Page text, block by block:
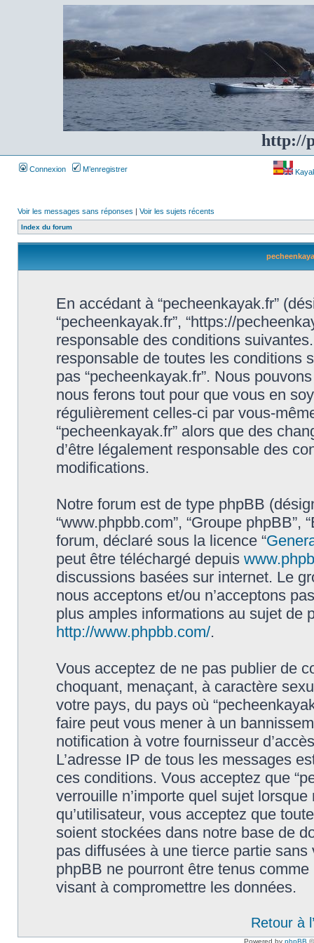
http://
Connexion M’enregistrer
Voir les messages sans réponses | Voir les sujets récents
Index du forum
En accédant à “pecheenkayak.fr”
“pecheenkayak.fr”, “https://
responsable des conditions
responsable de toutes les conditions
pas “pecheenkayak.fr”. Nous
nous ferons tout pour que vous en
régulièrement celles-ci par vous-
“pecheenkayak.fr” alors que des
d’être légalement responsable des
modifications.
Notre forum est de type phpBB
“www.phpbb.com”, “Groupe
forum, déclaré sous la licence “
peut être téléchargé depuis
discussions basées sur internet. Le
nous acceptons et/ou n’acceptons
plus amples informations au sujet de
http://www.phpbb.com/.
Vous acceptez de ne pas publier de
choquant, menaçant, à caractère
votre pays, du pays où
faire peut vous mener à un
notification à votre fournisseur
L’adresse IP de tous les messages
ces conditions. Vous acceptez que
verrouille n’importe quel sujet
qu’utilisateur, vous acceptez que
soient stockées dans notre base de
pas diffusées à une tierce partie sans
phpBB ne pourront être tenus
visant à compromettre les données.
Retour à
Powered by phpBB